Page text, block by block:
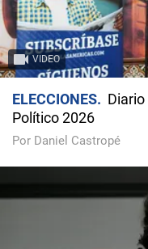
VIDEO
ELECCIONES
Político 2026
Por Daniel Castropé